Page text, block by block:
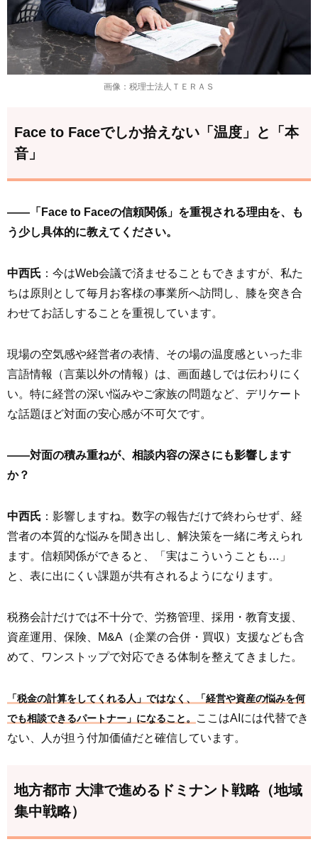
画像：税理士法人ＴＥＲＡＳ
Face to Faceでしか拾えない「温度」と「本
音」
――「Face to Faceの信頼関係」を重視される理由を、も
う少し具体的に教えてください。
中西氏 ：今はWeb会議で済ませることもできますが、私た
ちは原則として毎月お客様の事業所へ訪問し、膝を突き合
わせてお話しすることを重視しています。
現場の空気感や経営者の表情、その場の温度感といった非
言語情報（言葉以外の情報）は、画面越しでは伝わりにく
い。特に経営の深い悩みやご家族の問題など、デリケート
な話題ほど対面の安心感が不可欠です。
――対面の積み重ねが、相談内容の深さにも影響します
か？
中西氏 ：影響しますね。数字の報告だけで終わらせず、経
営者の本質的な悩みを聞き出し、解決策を一緒に考えられ
ます。信頼関係ができると、「実はこういうことも…」
と、表に出にくい課題が共有されるようになります。
税務会計だけでは不十分で、労務管理、採用・教育支援、
資産運用、保険、M&A（企業の合併・買収）支援なども含
めて、ワンストップで対応できる体制を整えてきました。
「税金の計算をしてくれる人」ではなく、「経営や資産の悩みを何
でも相談できるパートナー」になること。
ここはAIには代替でき
ない、人が担う付加価値だと確信しています。
地方都市 大津で進めるドミナント戦略（地域
集中戦略）